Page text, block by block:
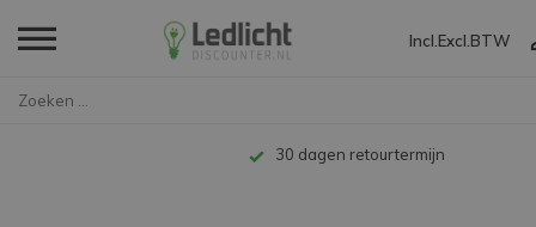
Incl. Excl. BTW
Tot 10 jaar garantie